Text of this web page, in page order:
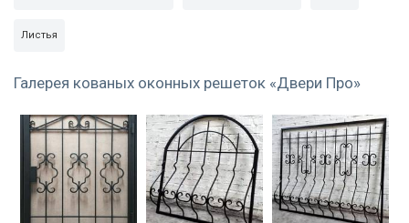
Листья
Галерея кованых оконных решеток «Двери Про»